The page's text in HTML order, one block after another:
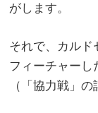
がします。
それで、カルド
フィーチャーし
（「協力戦」